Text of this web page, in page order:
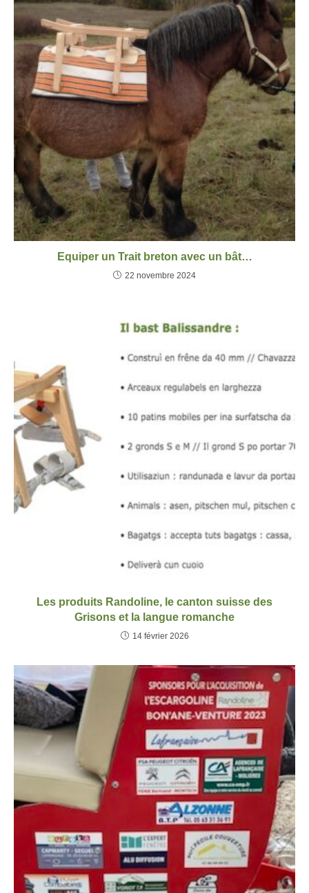
Equiper un Trait breton avec un bât…
22 novembre 2024
Les produits Randoline, le canton suisse des
Grisons et la langue romanche
14 février 2026